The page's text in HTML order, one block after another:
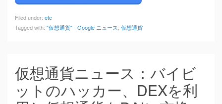
Filed under: etc
Tagged with: "仮想通貨" - Google ニュース 仮想通貨
仮想通貨ニュース：バイビ
ットのハッカー、DEXを利